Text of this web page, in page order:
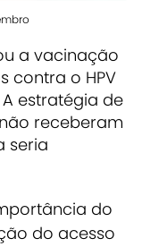
a vacinação
contra o HPV
estratégia de
receberam
seria
do
do acesso